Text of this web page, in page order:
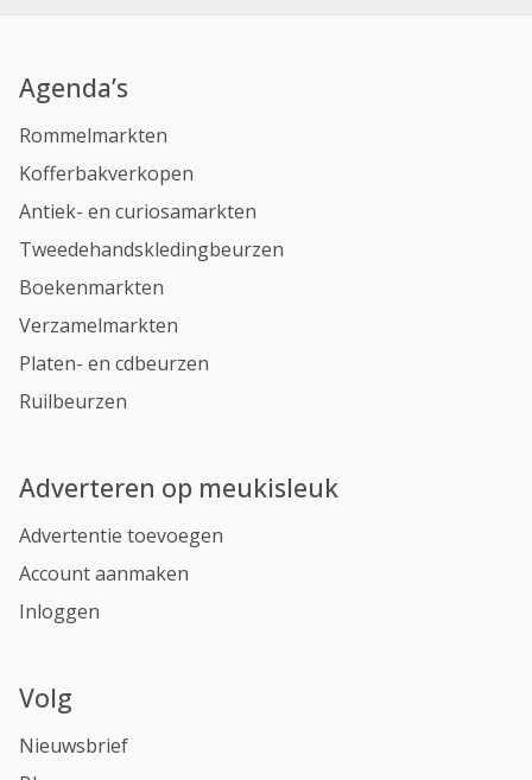
Agenda’s
Rommelmarkten
Kofferbakverkopen
Antiek- en curiosamarkten
Tweedehandskledingbeurzen
Boekenmarkten
Verzamelmarkten
Platen- en cdbeurzen
Ruilbeurzen
Adverteren op meukisleuk
Advertentie toevoegen
Account aanmaken
Inloggen
Volg
Nieuwsbrief